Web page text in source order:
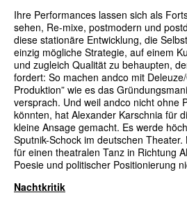
Ihre Performances lassen sich als
sehen, Re-mixe, postmodern und
diese stationäre Entwicklung, die
einzig mögliche Strategie, auf einem
und zugleich Qualität zu behaupten,
fordert: So machen andco mit
Produktion” wie es das
versprach. Und weil andco nicht ohne
könnten, hat Alexander Karschnia für
kleine Ansage gemacht. Es werde
Sputnik-Schock im deutschen
für einen theatralen Tanz in Richtung
Poesie und politischer Positionierung
Nachtkritik